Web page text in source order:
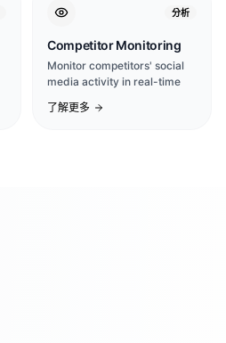
分析
Competitor Monitoring
Monitor competitors' social
media activity in real-time
了解更多